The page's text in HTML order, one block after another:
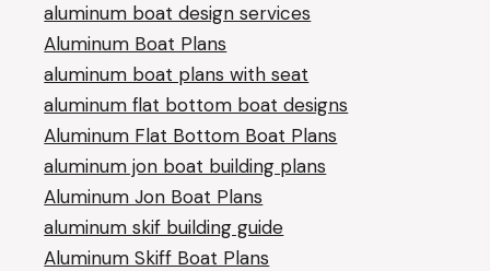
aluminum boat design services
Aluminum Boat Plans
aluminum boat plans with seat
aluminum flat bottom boat designs
Aluminum Flat Bottom Boat Plans
aluminum jon boat building plans
Aluminum Jon Boat Plans
aluminum skif building guide
Aluminum Skiff Boat Plans